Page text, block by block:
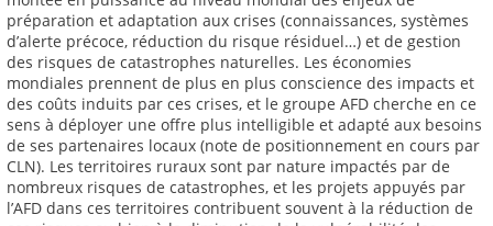
préparation et adaptation aux crises (connaissances, systèmes
d’alerte précoce, réduction du risque résiduel…) et de gestion
des risques de catastrophes naturelles. Les économies
mondiales prennent de plus en plus conscience des impacts et
des coûts induits par ces crises, et le groupe AFD cherche en ce
sens à déployer une offre plus intelligible et adapté aux besoins
de ses partenaires locaux (note de positionnement en cours par
CLN). Les territoires ruraux sont par nature impactés par de
nombreux risques de catastrophes, et les projets appuyés par
l’AFD dans ces territoires contribuent souvent à la réduction de